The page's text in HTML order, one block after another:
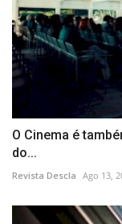
O Cinema é
do...
Revista Descla Ago 13,